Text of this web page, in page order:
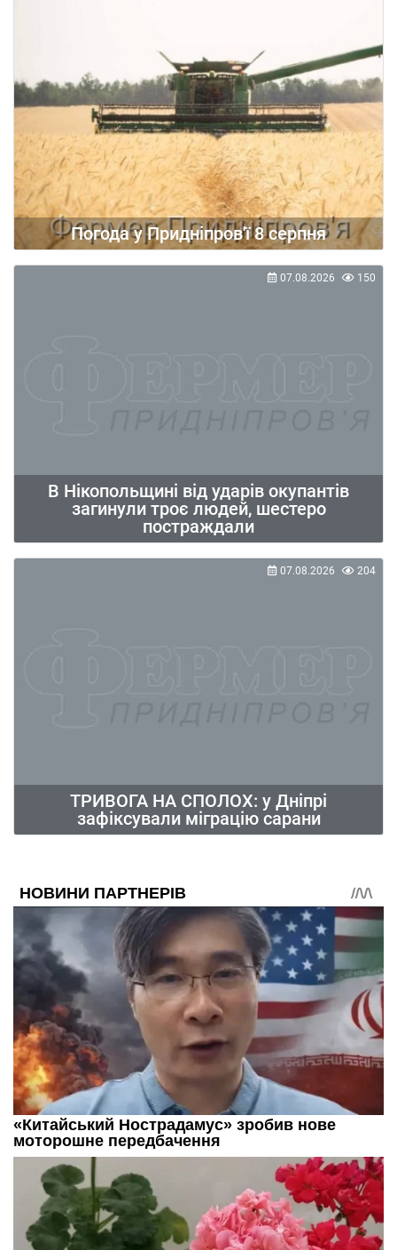
Погода у Придніпров'ї 8 серпня
В Нікопольщині від ударів окупантів
загинули троє людей, шестеро
постраждали
07.08.2026 150
ТРИВОГА НА СПОЛОХ: у Дніпрі
зафіксували міграцію сарани
07.08.2026 204